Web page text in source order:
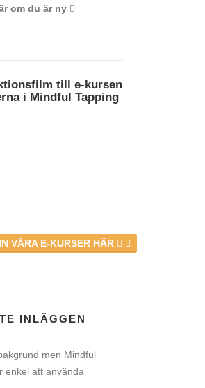
om du är ny
till e-kursen
i Mindful Tapping
VÅRA E-KURSER HÄR
INLÄGGEN
men Mindful
enkel att använda